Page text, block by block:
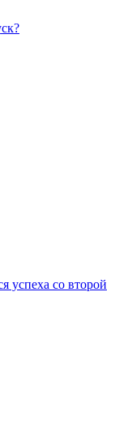
успеха со второй